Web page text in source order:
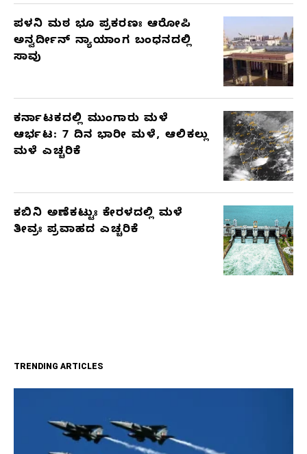
ಪಳನಿ ಮಠ ಭೂ ಪ್ರಕರಣಃ ಆರೋಪಿ
ಅನ್ವರ್ದೀನ್ ನ್ಯಾಯಾಂಗ ಬಂಧನದಲ್ಲಿ
ಸಾವು
ಕರ್ನಾಟಕದಲ್ಲಿ ಮುಂಗಾರು ಮಳೆ
ಆರ್ಭಟ: 7 ದಿನ ಭಾರೀ ಮಳೆ, ಆಲಿಕಲ್ಲು
ಮಳೆ ಎಚ್ಚರಿಕೆ
ಕಬಿನಿ ಅಣೆಕಟ್ಟುಃ ಕೇರಳದಲ್ಲಿ ಮಳೆ
ತೀವ್ರಃ ಪ್ರವಾಹದ ಎಚ್ಚರಿಕೆ
TRENDING ARTICLES